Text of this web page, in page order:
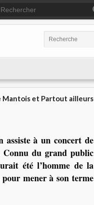
Mantois et Partout ailleurs
assiste à un concert de
Connu du grand public
été l’homme de la
mener à son terme